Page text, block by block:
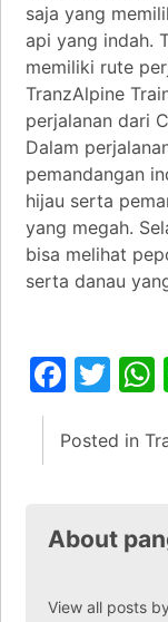
saja yang
api yang indah.
memiliki rute
TranzAlpine
perjalanan dari
Dalam
pemandangan
hijau serta
yang megah.
bisa melihat
serta danau
Posted in
About
View all posts